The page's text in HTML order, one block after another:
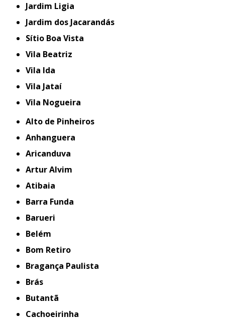
Jardim Ligia
Jardim dos Jacarandás
Sítio Boa Vista
Vila Beatriz
Vila Ida
Vila Jataí
Vila Nogueira
Alto de Pinheiros
Anhanguera
Aricanduva
Artur Alvim
Atibaia
Barra Funda
Barueri
Belém
Bom Retiro
Bragança Paulista
Brás
Butantã
Cachoeirinha